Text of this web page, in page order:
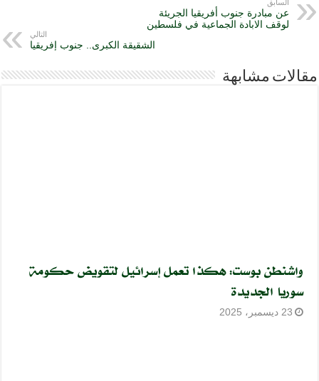
السابق
عن مبادرة جنوب أفريقيا الجريئة
لوقف الابادة الجماعية في فلسطين
التالي
الشقيقة الكبرى.. جنوب إفريقيا
مقالات مشابهة
واشنطن بوست: هكذا تعمل إسرائيل لتقويض حكومة
سوريا الجديدة
23 ديسمبر، 2025